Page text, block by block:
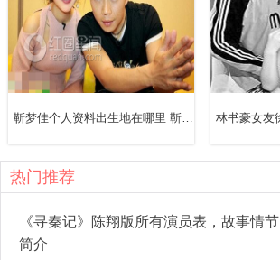
靳梦佳个人资料出生地在哪里 靳梦佳究竟整容了吗
热门推荐
《寻秦记》陈翔版所有演员表，故事情节
简介